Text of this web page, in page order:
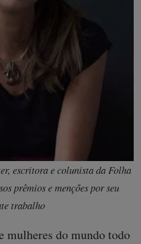
escritora e colunista da Folha
prêmios e menções por seu
trabalho
mulheres do mundo todo